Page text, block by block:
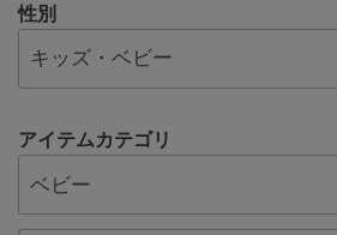
性別
アイテムカテゴリ